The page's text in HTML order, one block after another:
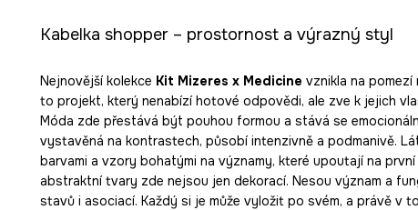
Kabelka shopper – prostornost a výrazný styl
Nejnovější kolekce Kit Mizeres x Medicine vznikla na pomezí
to projekt, který nenabízí hotové odpovědi, ale zve k jejich
Móda zde přestává být pouhou formou a stává se
vystavěná na kontrastech, působí intenzivně a podmanivě.
barvami a vzory bohatými na významy, které upoutají na
abstraktní tvary zde nejsou jen dekorací. Nesou význam a
stavů i asociací. Každý si je může vyložit po svém, a právě v